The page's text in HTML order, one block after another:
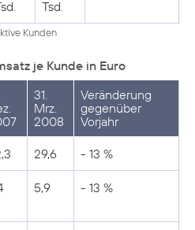
Tsd.
Kunden
je Kunde in Euro
31.
Mrz.
2008
Veränderung
gegenüber
Vorjahr
29,6 - 13 %
5,9 - 13 %